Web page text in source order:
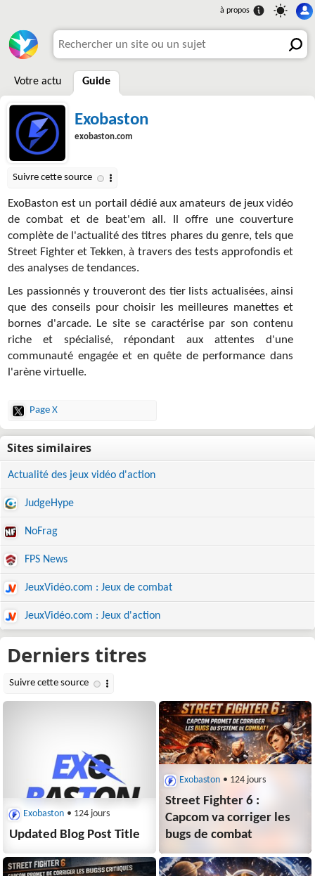
Votre actu Guide
Exobaston
exobaston.com
ExoBaston est un portail dédié aux amateurs de jeux vidéo
de combat et de beat'em all. Il offre une couverture
complète de l'actualité des titres phares du genre, tels que
Street Fighter et Tekken, à travers des tests approfondis et
des analyses de tendances.
Les passionnés y trouveront des tier lists actualisées, ainsi
que des conseils pour choisir les meilleures manettes et
bornes d'arcade. Le site se caractérise par son contenu
riche et spécialisé, répondant aux attentes d'une
communauté engagée et en quête de performance dans
l'arène virtuelle.
Page X
Actualité des jeux vidéo d'action
JudgeHype
NoFrag
FPS News
JeuxVidéo.com : Jeux de combat
JeuxVidéo.com : Jeux d'action
Exobaston • 124 jours
Updated Blog Post Title
Exobaston • 124 jours
Street Fighter 6 :
Capcom va corriger les
bugs de combat